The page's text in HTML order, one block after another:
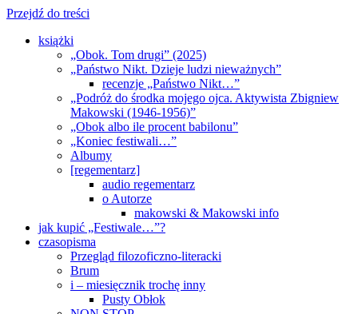
Przejdź do treści
książki
„Obok. Tom drugi” (2025)
„Państwo Nikt. Dzieje ludzi nieważnych”
recenzje „Państwo Nikt…”
„Podróż do środka mojego ojca. Aktywista Zbigniew
Makowski (1946-1956)”
„Obok albo ile procent babilonu”
„Koniec festiwali…”
Albumy
[regementarz]
audio regementarz
o Autorze
makowski & Makowski info
jak kupić „Festiwale…”?
czasopisma
Przegląd filozoficzno-literacki
Brum
i – miesięcznik trochę inny
Pusty Obłok